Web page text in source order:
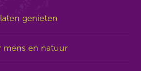
genieten
mens en natuur